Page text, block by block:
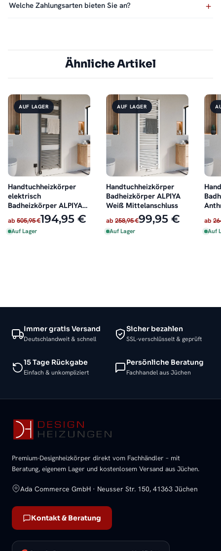
Welche Zahlungsarten bieten Sie an?
Ähnliche Artikel
AUF LAGER
Handtuchheizkörper
elektrisch
Badheizkörper ALPIYA
Anthrazit inkl. Heizstab
ab 505,95 €194,95 €
Auf Lager
AUF LAGER
Handtuchheizkörper
Badheizkörper ALPIYA
Weiß Mittelanschluss
ab 258,95 €99,95 €
Auf Lager
ab
Auf
Immer gratis Versand
Deutschlandweit & schnell
Sicher bezahlen
SSL-verschlüsselt & geprüft
15 Tage Rückgabe
Einfach & unkompliziert
Persönliche Beratung
Fachhandel aus Jüchen
Premium-Designheizkörper direkt vom Fachhändler – mit
Beratung, eigenem Lager und kostenlosem Versand aus Jüchen.
Ada Commerce GmbH · Neusser Str. 150, 41363 Jüchen
Kontakt & Beratung